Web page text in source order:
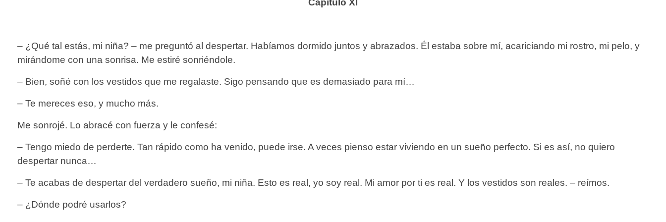
Capítulo XI
– ¿Qué tal estás, mi niña? – me preguntó al despertar. Habíamos dormido juntos y abrazados. Él estaba sobre mí, acariciando mi rostro, mi pelo, y
mirándome con una sonrisa. Me estiré sonriéndole.
– Bien, soñé con los vestidos que me regalaste. Sigo pensando que es demasiado para mí…
– Te mereces eso, y mucho más.
Me sonrojé. Lo abracé con fuerza y le confesé:
– Tengo miedo de perderte. Tan rápido como ha venido, puede irse. A veces pienso estar viviendo en un sueño perfecto. Si es así, no quiero
despertar nunca…
– Te acabas de despertar del verdadero sueño, mi niña. Esto es real, yo soy real. Mi amor por ti es real. Y los vestidos son reales. – reímos.
– ¿Dónde podré usarlos?